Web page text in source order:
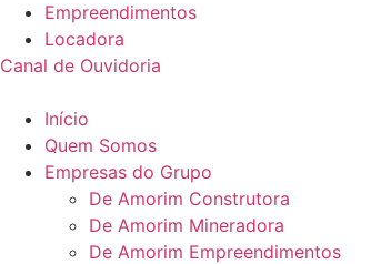
Empreendimentos
Locadora
Canal de Ouvidoria
Início
Quem Somos
Empresas do Grupo
De Amorim Construtora
De Amorim Mineradora
De Amorim Empreendimentos